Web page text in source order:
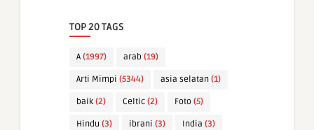
TOP 20 TAGS
A (1997) arab (19)
Arti Mimpi (5344) asia selatan (1)
baik (2) Celtic (2) Foto (5)
Hindu (3) ibrani (3) India (3)